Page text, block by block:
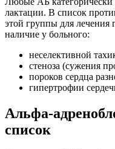
лактации. В список
этой группы для
наличие у больного:
неселективной
стеноза (сужения
пороков сердца
гипертрофии
Альфа-
список